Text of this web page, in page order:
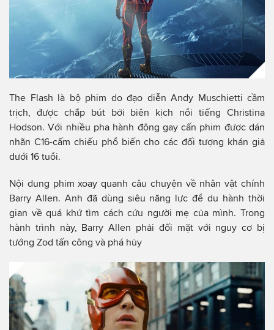
The Flash là bộ phim do đạo diễn Andy Muschietti cầm
trịch, được chắp bút bởi biên kịch nổi tiếng Christina
Hodson. Với nhiều pha hành động gay cấn phim được dán
nhãn C16-cấm chiếu phổ biến cho các đối tượng khán giả
dưới 16 tuổi.
Nội dung phim xoay quanh câu chuyện về nhân vật chính
Barry Allen. Anh đã dùng siêu năng lực để du hành thời
gian về quá khứ tìm cách cứu người mẹ của mình. Trong
hành trình này, Barry Allen phải đối mặt với nguy cơ bị
tướng Zod tấn công và phá hủy